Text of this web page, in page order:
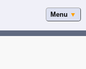
Menu ▼